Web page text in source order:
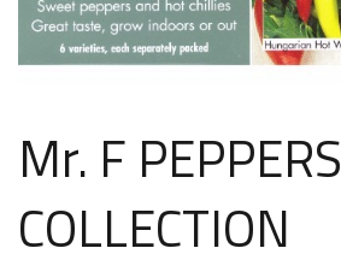
Mr. F PEPPERS
COLLECTION